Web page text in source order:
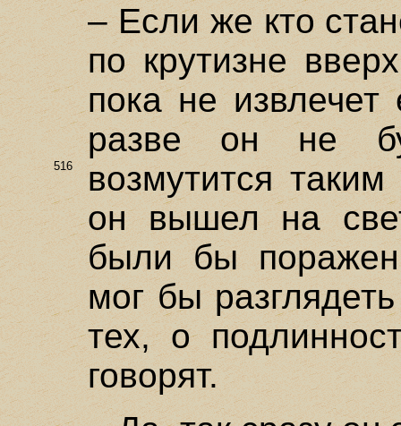
– Если же кто
по крутизне
пока не извлечет
разве он не
возмутится
516
он вышел на
были бы
мог бы
тех, о
говорят.